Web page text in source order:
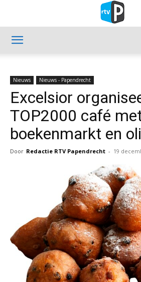
Nieuws Nieuws - Papendrecht
Excelsior
TOP2000 café
boekenmarkt en
Door Redactie RTV Papendrecht - 19